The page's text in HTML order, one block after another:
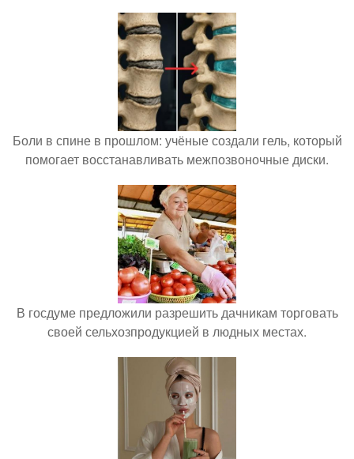
Боли в спине в прошлом: учёные создали гель, который
помогает восстанавливать межпозвоночные диски.
В госдуме предложили разрешить дачникам торговать
своей сельхозпродукцией в людных местах.